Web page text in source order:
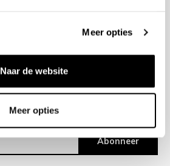
Meer opties
Naar de website
Meer opties
Abonneer